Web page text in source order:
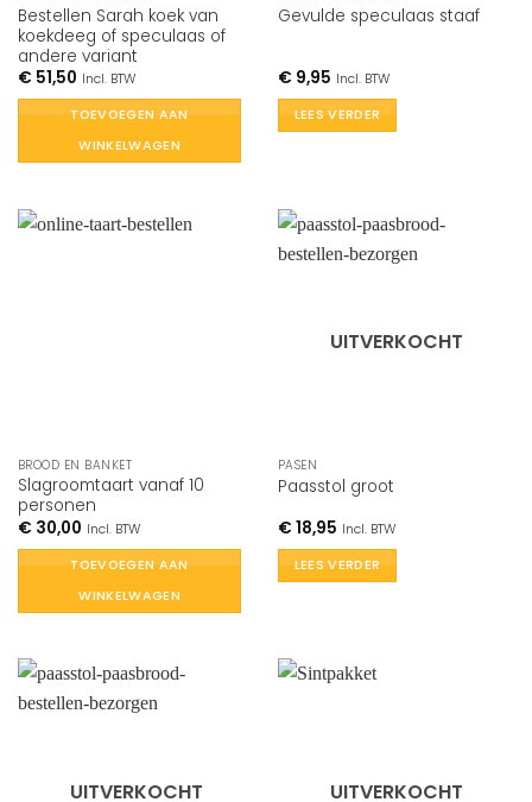
Bestellen Sarah koek van
koekdeeg of speculaas of
andere variant
€51,50 Incl. BTW
TOEVOEGEN AAN
WINKELWAGEN
Gevulde speculaas staaf
€9,95 Incl. BTW
LEES VERDER
BROOD EN BANKET
Slagroomtaart vanaf 10
personen
€30,00 Incl. BTW
TOEVOEGEN AAN
WINKELWAGEN
UITVERKOCHT
PASEN
Paasstol groot
€18,95 Incl. BTW
LEES VERDER
UITVERKOCHT UITVERKOCHT